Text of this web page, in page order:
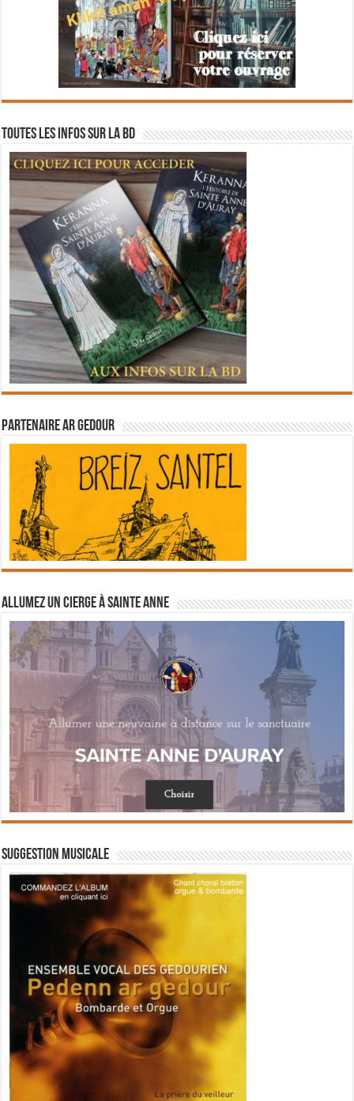
Toutes les infos sur la BD
Partenaire Ar Gedour
Allumez un cierge à Sainte Anne
Suggestion musicale